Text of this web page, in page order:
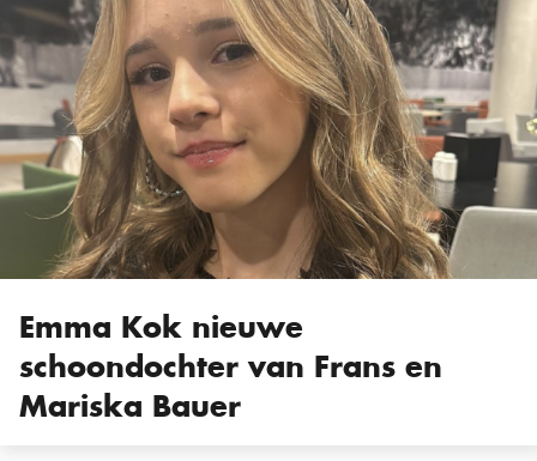
Emma Kok nieuwe
schoondochter van Frans en
Mariska Bauer